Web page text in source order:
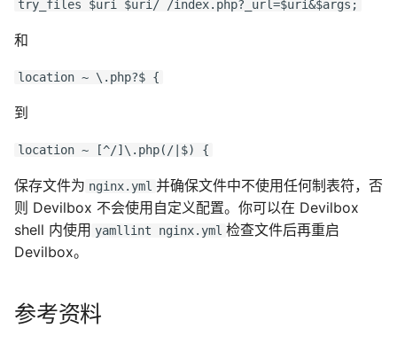
try_files $uri $uri/ /index.php?_url=$uri&$args;
和
location ~ \.php?$ {
到
location ~ [^/]\.php(/|$) {
保存文件为 nginx.yml 并确保文件中不使用任何制表符，否
则 Devilbox 不会使用自定义配置。你可以在 Devilbox
shell 内使用 yamllint nginx.yml 检查文件后再重启
Devilbox。
参考资料